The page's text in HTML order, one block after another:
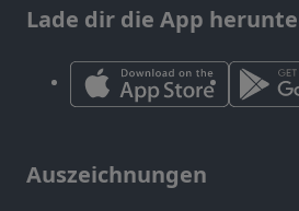
Lade dir die App
Auszeichnungen